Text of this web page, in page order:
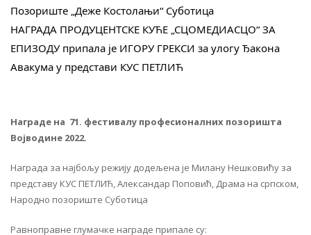
Позориште „Деже Костолањи“ Суботица
НАГРАДА ПРОДУЦЕНТСКЕ КУЋЕ „СЦОМЕДИАСЦО“ ЗА
ЕПИЗОДУ припала је ИГОРУ ГРЕКСИ за улогу Ђакона
Авакума у представи КУС ПЕТЛИЋ
Награде на 71. фестивалу професионалних позоришта
Војводине 2022.
Награда за најбољу режију додељена је Милану Нешковићу за
представу КУС ПЕТЛИЋ, Александар Поповић, Драма на српском,
Народно позориште Суботица
Равноправне глумачке награде припале су: